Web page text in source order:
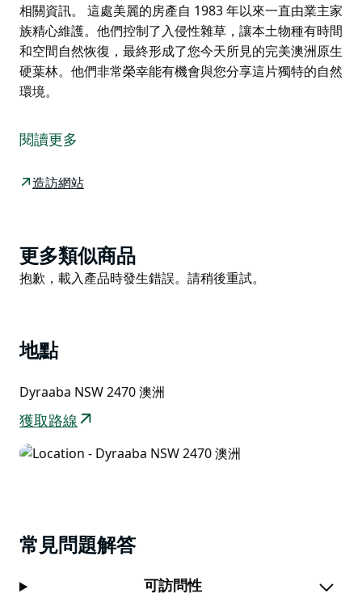
相關資訊。 這處美麗的房產自 1983 年以來一直由業主家
族精心維護。他們控制了入侵性雜草，讓本土物種有時間
和空間自然恢復，最終形成了您今天所見的完美澳洲原生
硬葉林。他們非常榮幸能有機會與您分享這片獨特的自然
環境。
相關資訊。
護。他們控制了入侵性雜草，讓本土物種有時間和空間自
閱讀更多
造訪網站
Product
List
更多類似商品
Product
抱歉，載入產品時發生錯誤。請稍後重試。
地點
Dyraaba NSW 2470 澳洲
獲取路線
常見問題解答
可訪問性